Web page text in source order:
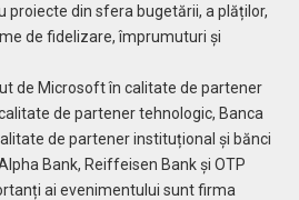
proiecte din sfera bugetării, a plăților,
de fidelizare, împrumuturi și
de Microsoft în calitate de partener
de partener tehnologic, Banca
de partener instituțional și bănci
Bank, Reiffeisen Bank și OTP
ai evenimentului sunt firma